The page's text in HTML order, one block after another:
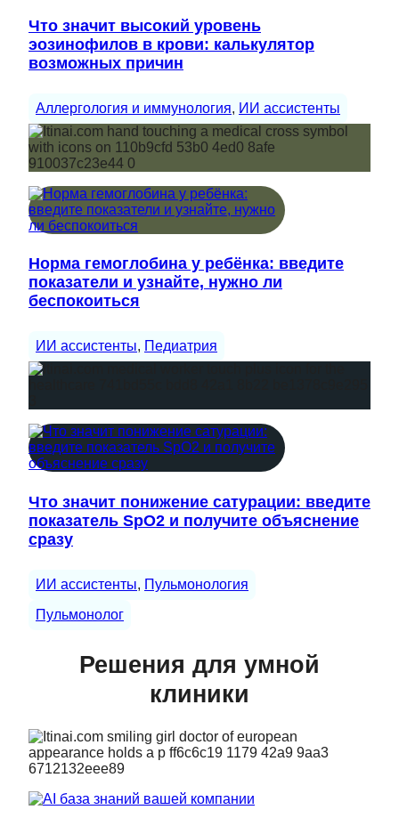
Что значит высокий уровень
эозинофилов в крови: калькулятор
возможных причин
Аллергология и иммунология, ИИ ассистенты
Норма гемоглобина у ребёнка: введите
показатели и узнайте, нужно ли
беспокоиться
ИИ ассистенты, Педиатрия
Что значит понижение сатурации: введите
показатель SpO2 и получите объяснение
сразу
ИИ ассистенты, Пульмонология
Пульмонолог
Решения для умной
клиники